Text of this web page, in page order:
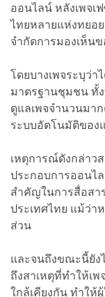
ออนไลน์ หลังเพจ
ไทยหลายแห่งทยอ
จำกัดการมองเห็น
โดยบางเพจระบุว่า
มาตรฐานชุมชน ทั้
ดูแลเพจจำนวนมา
ระบบอัตโนมัติของ
เหตุการณ์ดังกล่าว
ประกอบการออนไ
สำคัญในการสื่อสา
ประเทศไทย แม้ว่า
ส่วน
และจนถึงขณะนี้ยัง
ถึงสาเหตุที่ทำให้เ
ใกล้เคียงกัน ทำให้